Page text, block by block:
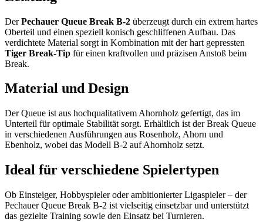
DerPechauer Queue Break B-2 überzeugt durch ein extrem hartes
Oberteil und einen speziell konisch geschliffenen Aufbau. Das
verdichtete Material sorgt in Kombination mit der hart gepressten
Tiger Break-Tip für einen kraftvollen und präzisen Anstoß beim
Break.
Material und Design
Der Queue ist aus hochqualitativem Ahornholz gefertigt, das im
Unterteil für optimale Stabilität sorgt. Erhältlich ist der Break Queue
in verschiedenen Ausführungen aus Rosenholz, Ahorn und
Ebenholz, wobei das Modell B-2 auf Ahornholz setzt.
Ideal für verschiedene Spielertypen
Ob Einsteiger, Hobbyspieler oder ambitionierter Ligaspieler – der
Pechauer Queue Break B-2 ist vielseitig einsetzbar und unterstützt
das gezielte Training sowie den Einsatz bei Turnieren.